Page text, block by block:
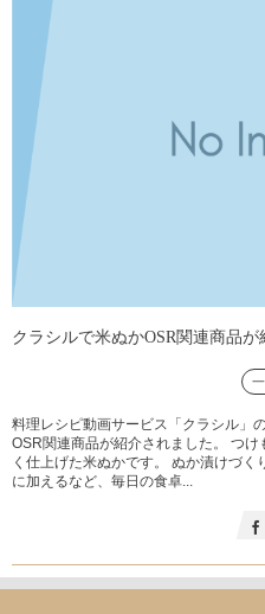
クラシルで米ぬかOSR関連商品が
料理レシピ動画サービス「クラシル」
OSR関連商品が紹介されました。 つ
く仕上げた米ぬかです。 ぬか漬けづ
に加えるなど、毎日の食卓...